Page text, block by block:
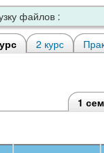
файлов :
2 курс
1